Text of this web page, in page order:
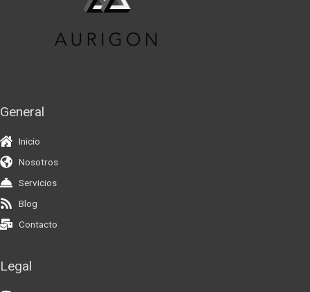
General
Inicio
Nosotros
Servicios
Blog
Contacto
Legal